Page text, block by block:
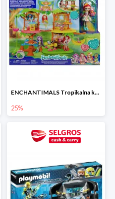
ENCHANTIMALS Tropikalna kawiarenka zestaw
25%